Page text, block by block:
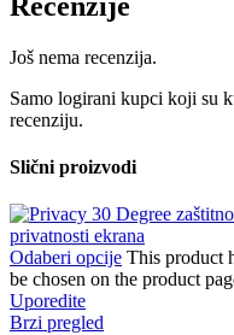
Još nema recenzija.
Samo logirani kupci koji su
recenziju.
Slični proizvodi
Odaberi opcije This product
be chosen on the product
Uporedite
Brzi pregled